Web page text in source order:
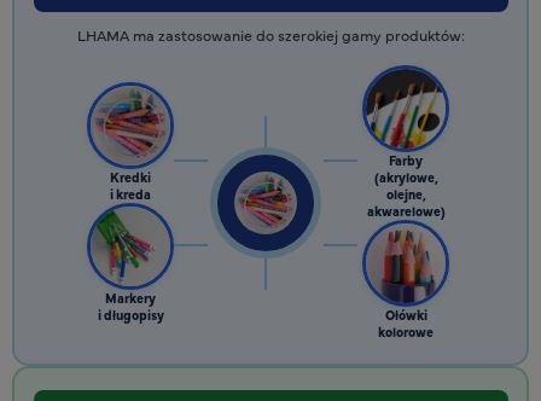
LHAMA ma zastosowanie do szerokiej gamy produktów:
Kredki
i kreda
Markery
i długopisy
Farby
(akrylowe,
olejne,
akwarelowe)
Ołówki
kolorowe